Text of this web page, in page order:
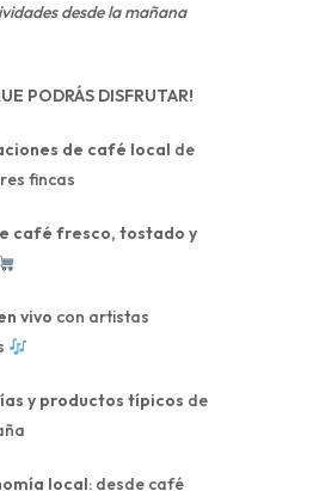
desde la mañana
PODRÁS DISFRUTAR!
de café local de
fincas
café fresco, tostado y
vivo con artistas
y productos típicos de
local: desde café